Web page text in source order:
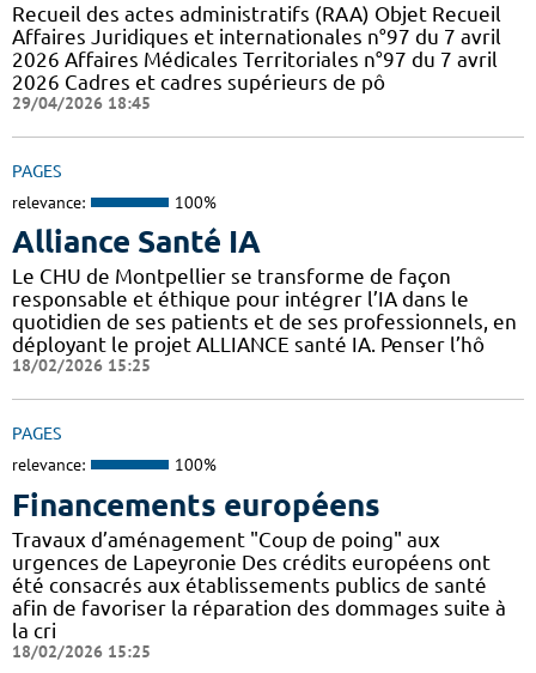
Recueil des actes administratifs (RAA) Objet Recueil
Affaires Juridiques et internationales n°97 du 7 avril
2026 Affaires Médicales Territoriales n°97 du 7 avril
2026 Cadres et cadres supérieurs de pô
29/04/2026 18:45
PAGES
relevance: 100%
Alliance Santé IA
Le CHU de Montpellier se transforme de façon
responsable et éthique pour intégrer l’IA dans le
quotidien de ses patients et de ses professionnels, en
déployant le projet ALLIANCE santé IA. Penser l’hô
18/02/2026 15:25
PAGES
relevance: 100%
Financements européens
Travaux d’aménagement "Coup de poing" aux
urgences de Lapeyronie Des crédits européens ont
été consacrés aux établissements publics de santé
afin de favoriser la réparation des dommages suite à
la cri
18/02/2026 15:25